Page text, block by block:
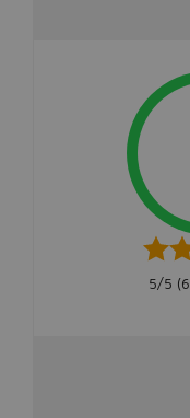
5/5 (6